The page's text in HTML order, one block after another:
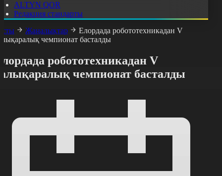
ALTYN QOR
Редакция стандарты
Жаңалықтар
Елордада робототехникадан V
чемпионат басталды
робототехникадан V
чемпионат басталды